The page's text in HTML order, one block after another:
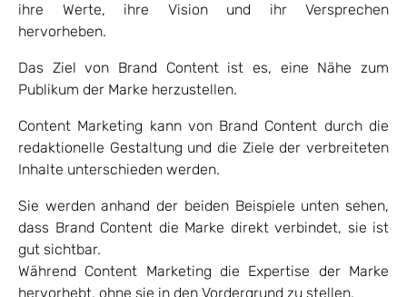
ihre Werte, ihre Vision und ihr Versprechen
hervorheben.
Das Ziel von Brand Content ist es, eine Nähe zum
Publikum der Marke herzustellen.
Content Marketing kann von Brand Content durch die
redaktionelle Gestaltung und die Ziele der verbreiteten
Inhalte unterschieden werden.
Sie werden anhand der beiden Beispiele unten sehen,
dass Brand Content die Marke direkt verbindet, sie ist
gut sichtbar.
Während Content Marketing die Expertise der Marke
hervorhebt, ohne sie in den Vordergrund zu stellen.